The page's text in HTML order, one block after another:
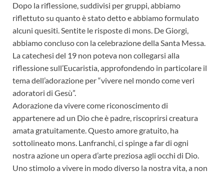
Dopo la riflessione, suddivisi per gruppi, abbiamo
riflettuto su quanto è stato detto e abbiamo formulato
alcuni quesiti. Sentite le risposte di mons. De Giorgi,
abbiamo concluso con la celebrazione della Santa Messa.
La catechesi del 19 non poteva non collegarsi alla
riflessione sull’Eucaristia, approfondendo in particolare il
tema dell’adorazione per “vivere nel mondo come veri
adoratori di Gesù”.
Adorazione da vivere come riconoscimento di
appartenere ad un Dio che è padre, riscoprirsi creatura
amata gratuitamente. Questo amore gratuito, ha
sottolineato mons. Lanfranchi, ci spinge a far di ogni
nostra azione un opera d’arte preziosa agli occhi di Dio.
Uno stimolo a vivere in modo diverso la nostra vita, a non